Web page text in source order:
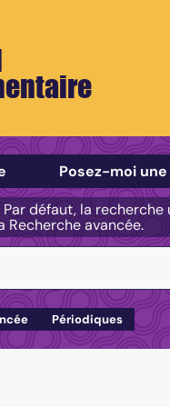
recherche
Posez-moi
défaut, la
Recherche avancée.
Périodiques